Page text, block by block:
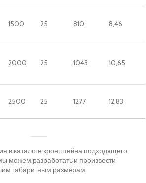
1500 25 810 8,46
2000 25 1043 10,65
2500 25 1277 12,83
в каталоге кронштейна подходящего
можем разработать и произвести
габаритным размерам.